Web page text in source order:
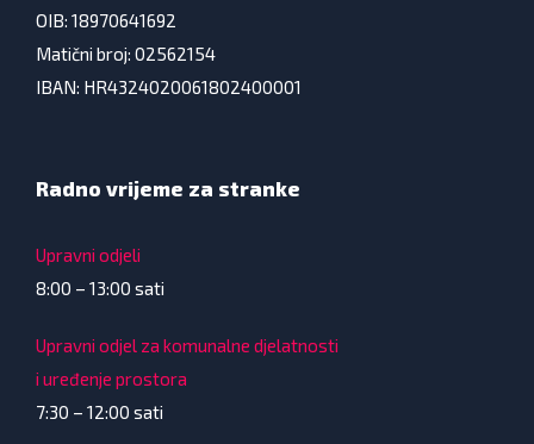
OIB: 18970641692
Matični broj: 02562154
IBAN: HR4324020061802400001
Radno vrijeme za stranke
Upravni odjeli
8:00 – 13:00 sati
Upravni odjel za komunalne djelatnosti
i uređenje prostora
7:30 – 12:00 sati